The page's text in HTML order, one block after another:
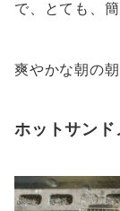
で、とても、
爽やかな朝の
ホットサンド